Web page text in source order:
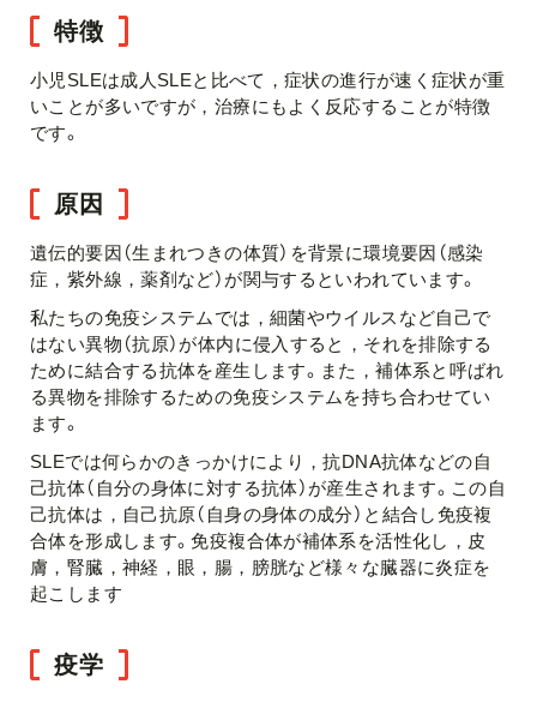
特徴
小児SLEは成人SLEと比べて，症状の進行が速く症状が重
いことが多いですが，治療にもよく反応することが特徴
です。
原因
遺伝的要因（生まれつきの体質）を背景に環境要因（感染
症，紫外線，薬剤など）が関与するといわれています。
私たちの免疫システムでは，細菌やウイルスなど自己で
はない異物（抗原）が体内に侵入すると，それを排除する
ために結合する抗体を産生します。また，補体系と呼ばれ
る異物を排除するための免疫システムを持ち合わせてい
ます。
SLEでは何らかのきっかけにより，抗DNA抗体などの自
己抗体（自分の身体に対する抗体）が産生されます。この自
己抗体は，自己抗原（自身の身体の成分）と結合し免疫複
合体を形成します。免疫複合体が補体系を活性化し，皮
膚，腎臓，神経，眼，腸，膀胱など様々な臓器に炎症を
起こします
疫学